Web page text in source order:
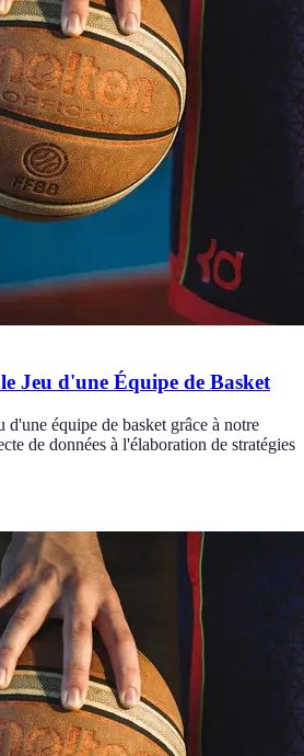
Jeu d'une Équipe de Basket
d'une équipe de basket grâce à notre
de données à l'élaboration de stratégies